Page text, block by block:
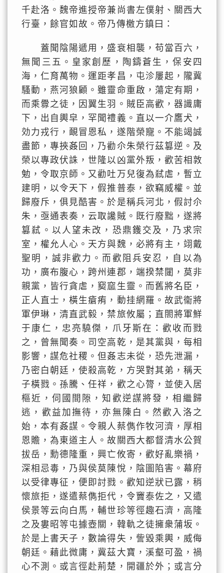
千赴洛。魏帝進授帝兼尚書左僕射、關西大
行臺，餘官如故。帝乃傳檄方鎮曰：
蓋聞陰陽遞用，盛衰相襲，苟當百六，
無聞三五。皇家創歷，陶鑄蒼生，保安四
海，仁育萬物。運距孝昌，屯沴屢起，隴冀
騷動，燕河狼顧。雖靈命重啟，蕩定有期，
而乘釁之徒，因翼生羽。賊臣高歡，器識庸
下，出自輿皁，罕聞禮義。直以一介鷹犬，
効力戎行，靦冒恩私，遂階榮寵。不能竭誠
盡節，專挾姦回，乃勸尒朱榮行茲篡逆。及
榮以專政伏誅，世隆以凶黨外叛，歡苦相敦
勉，令取京師。又勸吐万兒復為弒虐，暫立
建明，以令天下，假推普泰，欲竊威權。並
歸廢斥，俱見酷害。於是稱兵河北，假討尒
朱，亟通表奏，云取讒賊。既行廢黜，遂將
篡弒。以人望未改，恐鼎鑊交及，乃求宗
室，權允人心。天方與魏，必將有主，翊戴
聖明，誠非歡力。而歡阻兵安忍，自以為
功，廣布腹心，跨州連郡，端揆禁闥，莫非
親黨，皆行貪虐，窫窳生靈。而舊將名臣，
正人直士，橫生瘡痏，動挂網羅。故武衞將
軍伊琳，清直武毅，禁旅攸屬；直閤將軍鮮
于康仁，忠亮驍傑，爪牙斯在：歡收而戮
之，曾無聞奏。司空高乾，是其黨與，每相
影響，謀危社稷。但姦志未從，恐先泄漏，
乃密白朝廷，使殺高乾，方哭對其弟，稱天
子橫戮。孫騰、任祥，歡之心膂，並使入居
樞近，伺國間隙，知歡逆謀將發，相繼歸
逃，歡益加撫待，亦無陳白。然歡入洛之
始，本有姦謀。令親人蔡儁作牧河濟，厚相
恩贍，為東道主人。故關西大都督清水公賀
拔岳，勳德隆重，興亡攸寄，歡好亂樂禍，
深相忌毒，乃與侯莫陳悅，陰圖陷害。幕府
以受律專征，便即討戮。歡知逆狀已露，稍
懷旅拒，遂遣蔡儁拒代，令竇泰佐之，又遣
侯景等云向白馬，輔世珍等徑趣石濟，高隆
之及婁昭等屯據壺關，韓軌之徒擁衆蒲坂。
於是上書天子，數論得失，訾毀乘輿，威侮
朝廷。藉此微庸，冀茲大寶，溪壑可盈，禍
心不測。或言徑赴荊楚，開疆於外；或言分